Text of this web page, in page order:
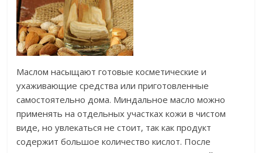
Маслом насыщают готовые косметические и
ухаживающие средства или приготовленные
самостоятельно дома. Миндальное масло можно
применять на отдельных участках кожи в чистом
виде, но увлекаться не стоит, так как продукт
содержит большое количество кислот. После